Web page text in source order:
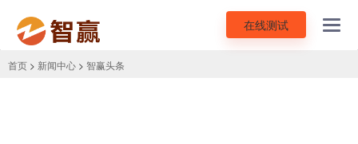
在线测试
首页 > 新闻中心 > 智赢头条